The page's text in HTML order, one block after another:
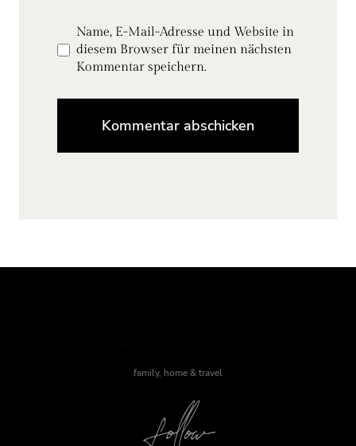
Name, E-Mail-Adresse und Website in
diesem Browser für meinen nächsten
Kommentar speichern.
family, home & travel